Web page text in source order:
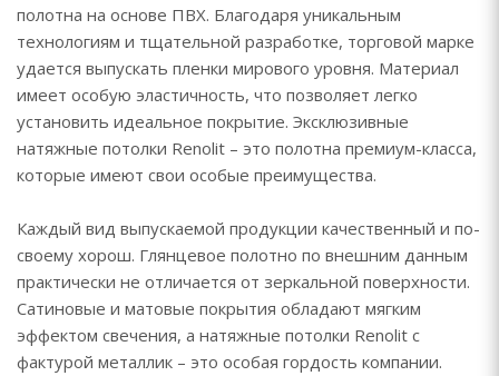
полотна на основе ПВХ. Благодаря уникальным
технологиям и тщательной разработке, торговой марке
удается выпускать пленки мирового уровня. Материал
имеет особую эластичность, что позволяет легко
установить идеальное покрытие. Эксклюзивные
натяжные потолки Renolit – это полотна премиум-класса,
которые имеют свои особые преимущества.
Каждый вид выпускаемой продукции качественный и по-
своему хорош. Глянцевое полотно по внешним данным
практически не отличается от зеркальной поверхности.
Сатиновые и матовые покрытия обладают мягким
эффектом свечения, а натяжные потолки Renolit с
фактурой металлик – это особая гордость компании.